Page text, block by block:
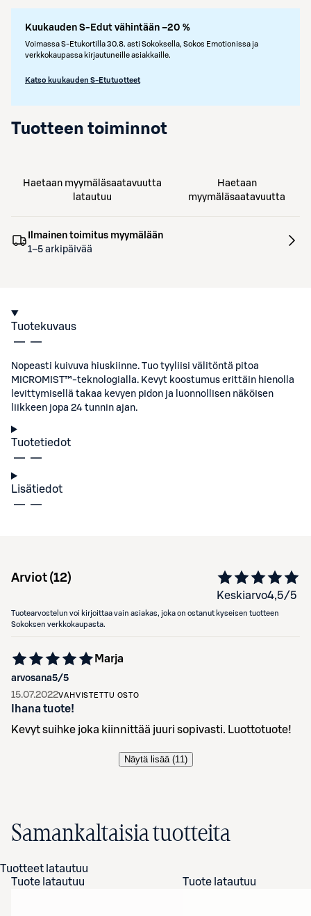
Kuukauden S-Edut vähintään –20 %
Voimassa S-Etukortilla 30.8. asti Sokoksella, Sokos Emotionissa ja
verkkokaupassa kirjautuneille asiakkaille.
Katso kuukauden S-Etutuotteet
Tuotteen toiminnot
Haetaan myymäläsaatavuutta
latautuu
Haetaan
myymäläsaatavuutta
Ilmainen toimitus myymälään
1–5 arkipäivää
Tuotekuvaus
Nopeasti kuivuva hiuskiinne. Tuo tyyliisi välitöntä pitoa
MICROMIST™-teknologialla. Kevyt koostumus erittäin hienolla
levittymisellä takaa kevyen pidon ja luonnollisen näköisen
liikkeen jopa 24 tunnin ajan.
Tuotetiedot
Lisätiedot
Arviot (12)
Keskiarvo4,5/5
Tuotearvostelun voi kirjoittaa vain asiakas, joka on ostanut kyseisen tuotteen
Sokoksen verkkokaupasta.
arvosana5/5
Marja
15.07.2022VAHVISTETTU OSTO
Ihana tuote!
Kevyt suihke joka kiinnittää juuri sopivasti. Luottotuote!
Näytä lisää (11)
Samankaltaisia tuotteita
Tuotteet latautuu
Tuote latautuu
Tuote latautuu